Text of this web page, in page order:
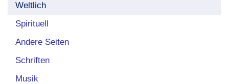
Weltlich
Spirituell
Andere Seiten
Schriften
Musik